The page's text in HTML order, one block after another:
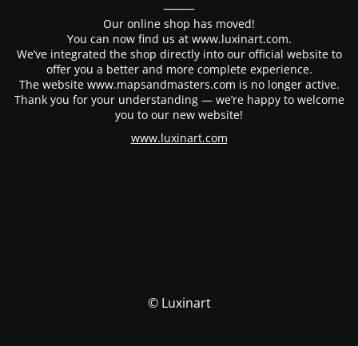
⸻
Our online shop has moved!
You can now find us at www.luxinart.com.
We’ve integrated the shop directly into our official website to
offer you a better and more complete experience.
The website www.mapsandmasters.com is no longer active.
Thank you for your understanding — we’re happy to welcome
you to our new website!
www.luxinart.com
© Luxinart